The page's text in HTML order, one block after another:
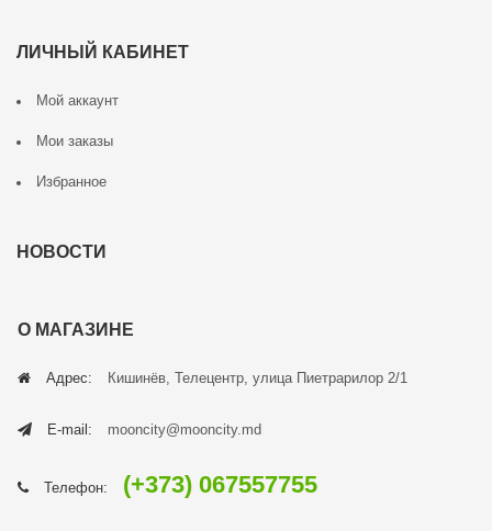
ЛИЧНЫЙ КАБИНЕТ
Мой аккаунт
Мои заказы
Избранное
НОВОСТИ
О МАГАЗИНЕ
Адрес: Кишинёв, Телецентр, улица Пиетрарилор 2/1
E-mail: mooncity@mooncity.md
Телефон: (+373) 067557755